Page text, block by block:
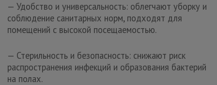
— Удобство и универсальность: облегчают уборку и
соблюдение санитарных норм, подходят для
помещений с высокой посещаемостью.
— Стерильность и безопасность: снижают риск
распространения инфекций и образования бактерий
на полах.